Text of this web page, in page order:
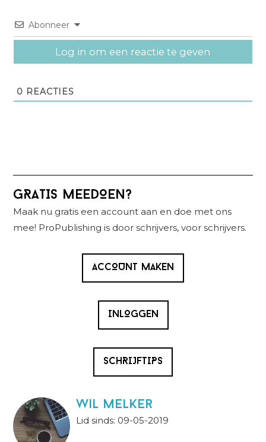
Abonneer
Log in om een reactie te geven
0 REACTIES
Primaire
Sidebar
GRATIS MEEDOEN?
Maak nu gratis een account aan en doe met ons
mee! ProPublishing is door schrijvers, voor schrijvers.
ACCOUNT MAKEN
INLOGGEN
SCHRIJFTIPS
wil melker
Lid sinds: 09-05-2019